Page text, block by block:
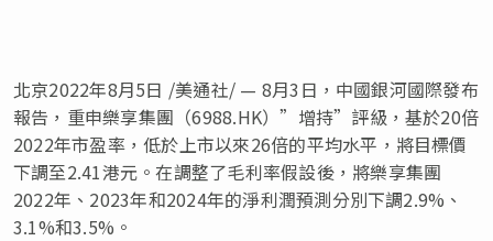
北京2022年8月5日 /美通社/ — 8月3日，中國銀河國際發布
報告，重申樂享集團（6988.HK）”增持”評級，基於20倍
2022年市盈率，低於上市以來26倍的平均水平，將目標價
下調至2.41港元。在調整了毛利率假設後，將樂享集團
2022年、2023年和2024年的淨利潤預測分別下調2.9%、
3.1%和3.5%。